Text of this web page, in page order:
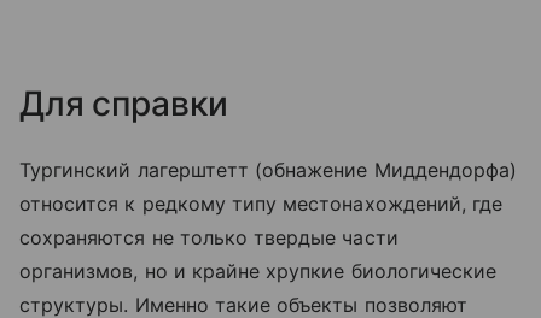
Для справки
Тургинский лагерштетт (обнажение Миддендорфа)
относится к редкому типу местонахождений, где
сохраняются не только твердые части
организмов, но и крайне хрупкие биологические
структуры. Именно такие объекты позволяют